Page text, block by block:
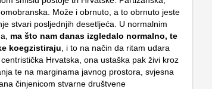
Može i obrnuto, a to obrnuto jeste
stvari posljednjih desetljeća. U normalnim
ma što nam danas izgledalo normalno, te
koegzistiraju , i to na način da ritam udara
Hrvatska, ona ustaška pak živi kroz
te na marginama javnog prostora, svjesna
činjenicom stvarne društvene